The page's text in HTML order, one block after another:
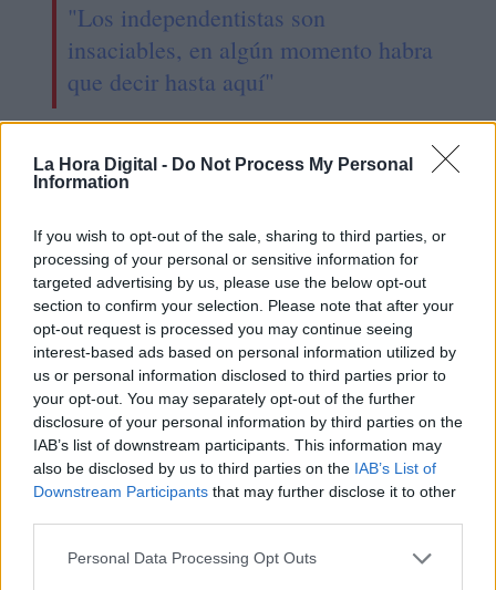
La Hora Digital - Do Not Process My Personal
Information
If you wish to opt-out of the sale, sharing to third parties, or
processing of your personal or sensitive information for
targeted advertising by us, please use the below opt-out
section to confirm your selection. Please note that after your
opt-out request is processed you may continue seeing
interest-based ads based on personal information utilized by
us or personal information disclosed to third parties prior to
your opt-out. You may separately opt-out of the further
disclosure of your personal information by third parties on the
IAB’s list of downstream participants. This information may
also be disclosed by us to third parties on the IAB’s List of
Downstream Participants that may further disclose it to other
Personal Data Processing Opt Outs
"Los independentistas son
insaciables, en algún momento habra
que decir hasta aquí"
SEGMENTO VENEZUELA | Primer
análisis